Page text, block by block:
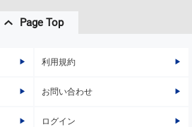
Page Top
利用規約
お問い合わせ
ログイン